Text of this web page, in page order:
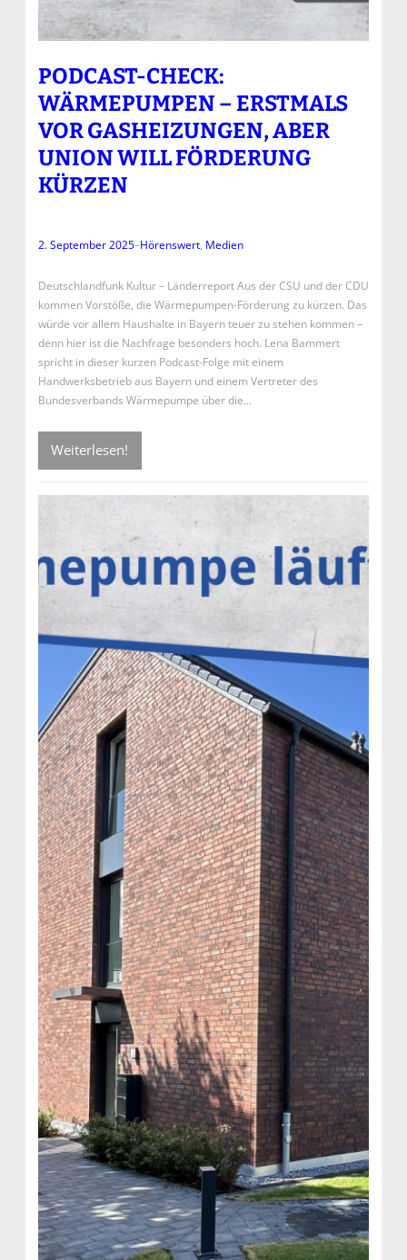
PODCAST-CHECK:
WÄRMEPUMPEN – ERSTMALS
VOR GASHEIZUNGEN, ABER
UNION WILL FÖRDERUNG
KÜRZEN
2. September 2025–Hörenswert, Medien
Deutschlandfunk Kultur – Länderreport Aus der CSU und der CDU
kommen Vorstöße, die Wärmepumpen-Förderung zu kürzen. Das
würde vor allem Haushalte in Bayern teuer zu stehen kommen –
denn hier ist die Nachfrage besonders hoch. Lena Bammert
spricht in dieser kurzen Podcast-Folge mit einem
Handwerksbetrieb aus Bayern und einem Vertreter des
Bundesverbands Wärmepumpe über die…
Weiterlesen!